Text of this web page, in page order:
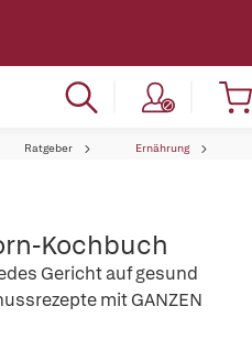
Ratgeber Ernährung
Kochbuch
Gericht auf gesund
mit GANZEN